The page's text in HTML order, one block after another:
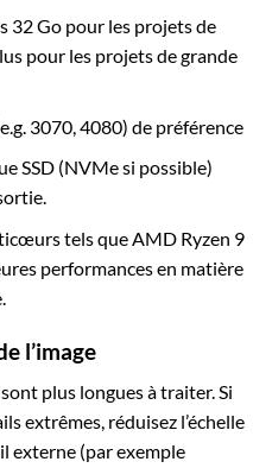
32 Go pour les projets de
pour les projets de grande
3070, 4080) de préférence
SSD (NVMe si possible)
tels que AMD Ryzen 9
performances en matière
l’image
plus longues à traiter. Si
extrêmes, réduisez l’échelle
externe (par exemple